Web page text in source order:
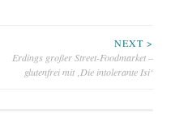
NEXT >
Erdings großer Street-Foodmarket –
glutenfrei mit ‚Die intolerante Isi‘